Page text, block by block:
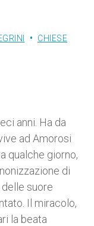
CHIESE
anni. Ha da
ad Amorosi
qualche giorno,
di
suore
Il miracolo,
la beata